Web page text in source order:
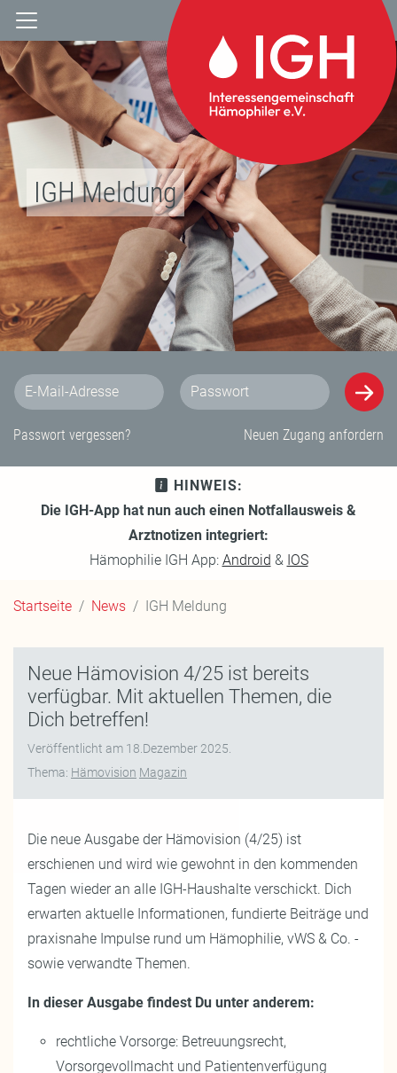
IGH Meldung
E-Mail-Adresse
Passwort
Passwort vergessen?
Neuen Zugang anfordern
HINWEIS:
Die IGH-App hat nun auch einen Notfallausweis &
Arztnotizen integriert:
Hämophilie IGH App: Android & IOS
Startseite News IGH Meldung
Neue Hämovision 4/25 ist bereits
verfügbar. Mit aktuellen Themen, die
Dich betreffen!
Veröffentlicht am 18.Dezember 2025
Thema: Hämovision Magazin
Die neue Ausgabe der Hämovision (4/25) ist
erschienen und wird wie gewohnt in den kommenden
Tagen wieder an alle IGH-Haushalte verschickt. Dich
erwarten aktuelle Informationen, fundierte Beiträge und
praxisnahe Impulse rund um Hämophilie, vWS & Co. -
sowie verwandte Themen.
In dieser Ausgabe findest Du unter anderem:
rechtliche Vorsorge: Betreuungsrecht,
Vorsorgevollmacht und Patientenverfügung